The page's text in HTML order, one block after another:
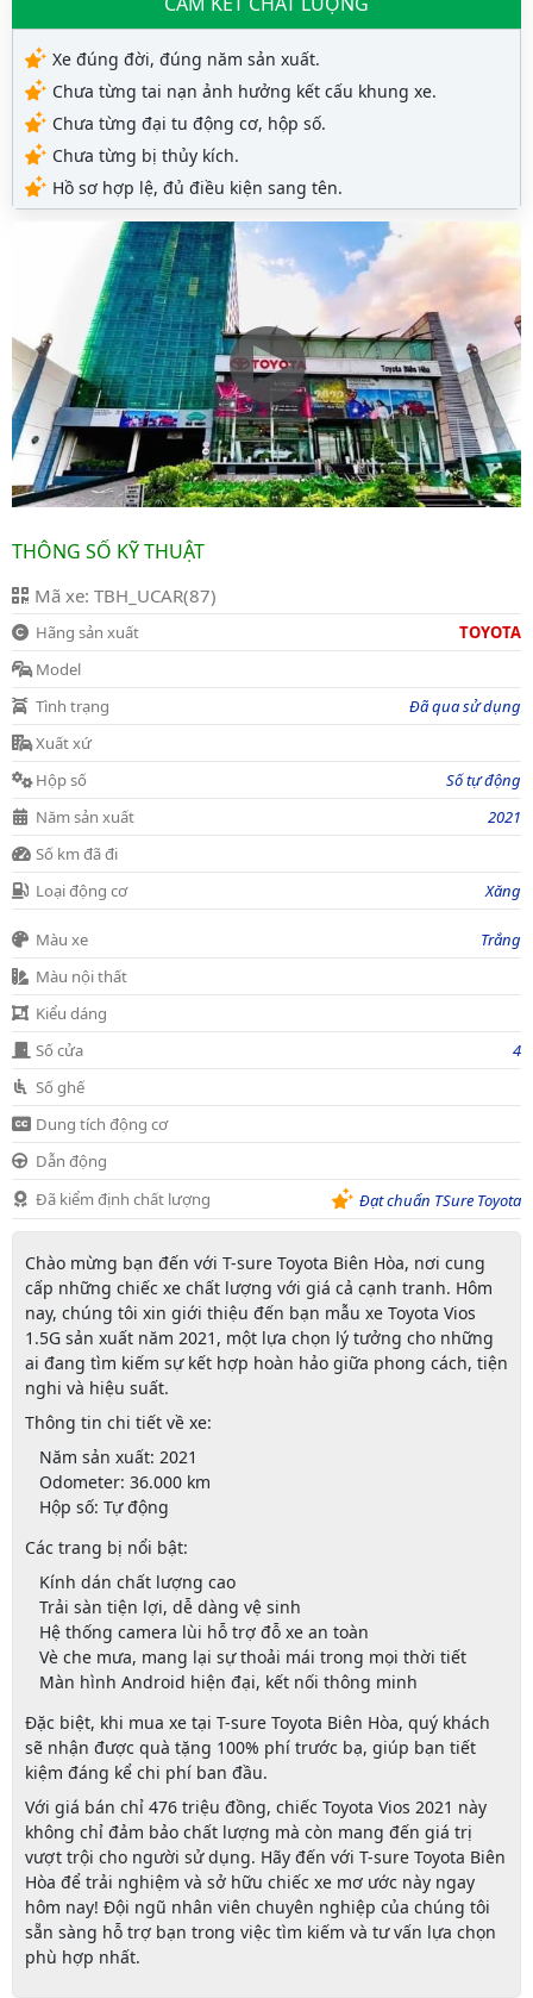
Xe đúng đời, đúng năm sản xuất.
Chưa từng tai nạn ảnh hưởng kết cấu khung xe.
Chưa từng đại tu động cơ, hộp số.
Chưa từng bị thủy kích.
Hồ sơ hợp lệ, đủ điều kiện sang tên.
THÔNG SỐ KỸ THUẬT
Mã xe: TBH_UCAR(87)
Hãng sản xuất
TOYOTA
Model
Tình trạng
Đã qua sử dụng
Xuất xứ
Hộp số
Số tự động
Năm sản xuất
2021
Số km đã đi
Loại động cơ
Xăng
Màu xe
Trắng
Màu nội thất
Kiểu dáng
Số cửa
4
Số ghế
Dung tích động cơ
Dẫn động
Đã kiểm định chất lượng
Đạt chuẩn TSure Toyota
Chào mừng bạn đến với T-sure Toyota Biên Hòa, nơi cung
cấp những chiếc xe chất lượng với giá cả cạnh tranh. Hôm
nay, chúng tôi xin giới thiệu đến bạn mẫu xe Toyota Vios
1.5Gsản xuất năm 2021, một lựa chọn lý tưởng cho những
ai đang tìm kiếm sự kết hợp hoàn hảo giữa phong cách, tiện
nghi và hiệu suất.
Thông tin chi tiết về xe:
Năm sản xuất: 2021
Odometer: 36.000 km
Hộp số: Tự động
Các trang bị nổi bật:
Kính dán chất lượng cao
Trải sàn tiện lợi, dễ dàng vệ sinh
Hệ thống camera lùi hỗ trợ đỗ xe an toàn
Vè che mưa, mang lại sự thoải mái trong mọi thời tiết
Màn hình Android hiện đại, kết nối thông minh
Đặc biệt, khi mua xe tại T-sure Toyota Biên Hòa, quý khách
sẽ nhận được quà tặng 100% phí trước bạ, giúp bạn tiết
kiệm đáng kể chi phí ban đầu.
Với giá bán chỉ 476 triệu đồng, chiếc Toyota Vios 2021 này
không chỉ đảm bảo chất lượng mà còn mang đến giá trị
vượt trội cho người sử dụng. Hãy đến với T-sure Toyota Biên
Hòa để trải nghiệm và sở hữu chiếc xe mơ ước này ngay
hôm nay! Đội ngũ nhân viên chuyên nghiệp của chúng tôi
sẵn sàng hỗ trợ bạn trong việc tìm kiếm và tư vấn lựa chọn
phù hợp nhất.